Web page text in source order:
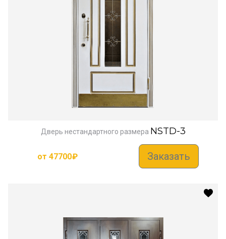
Дверь нестандартного размера NSTD-3
от 47700₽ Заказать